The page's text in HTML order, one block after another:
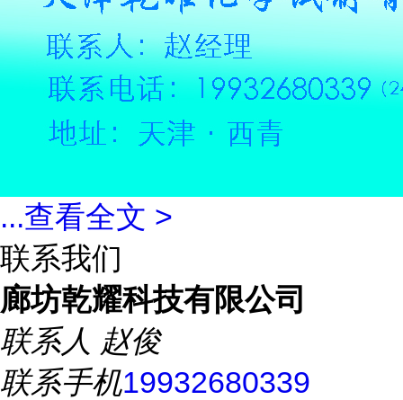
...查看全文 >
联系我们
廊坊乾耀科技有限公司
联系人 赵俊
联系手机19932680339